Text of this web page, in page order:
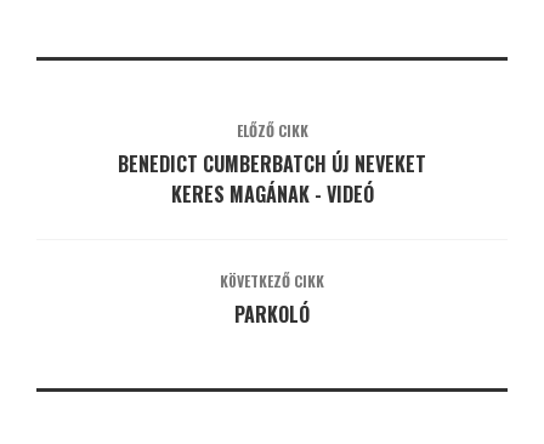
ELŐZŐ CIKK
BENEDICT CUMBERBATCH ÚJ NEVEKET
KERES MAGÁNAK - VIDEÓ
KÖVETKEZŐ CIKK
PARKOLÓ